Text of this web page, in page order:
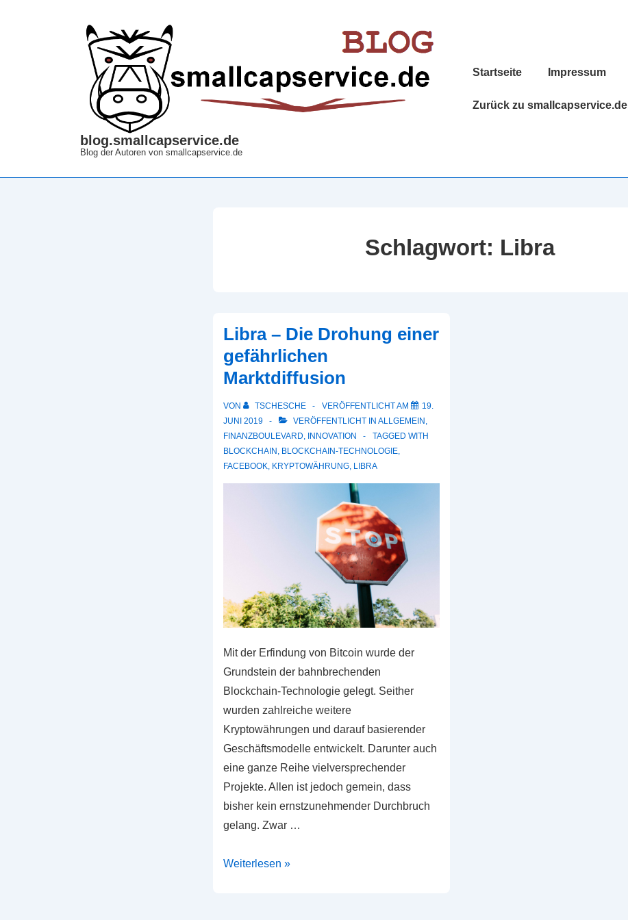
blog.smallcapservice.de
Blog der Autoren von smallcapservice.de
Hauptnavigation
Startseite Impressum
Zurück zu smallcapservice.de
Schlagwort: Libra
Libra – Die Drohung einer
gefährlichen
Marktdiffusion
VON TSCHESCHE VERÖFFENTLICHT AM
19.
JUNI 2019
VERÖFFENTLICHT IN ALLGEMEIN ,
FINANZBOULEVARD, INNOVATION
TAGGED WITH
BLOCKCHAIN , BLOCKCHAIN-TECHNOLOGIE,
FACEBOOK, KRYPTOWÄHRUNG, LIBRA
Mit der Erfindung von Bitcoin wurde der
Grundstein der bahnbrechenden
Blockchain-Technologie gelegt. Seither
wurden zahlreiche weitere
Kryptowährungen und darauf basierender
Geschäftsmodelle entwickelt. Darunter auch
eine ganze Reihe vielversprechender
Projekte. Allen ist jedoch gemein, dass
bisher kein ernstzunehmender Durchbruch
gelang. Zwar …
Libra
Weiterlesen »